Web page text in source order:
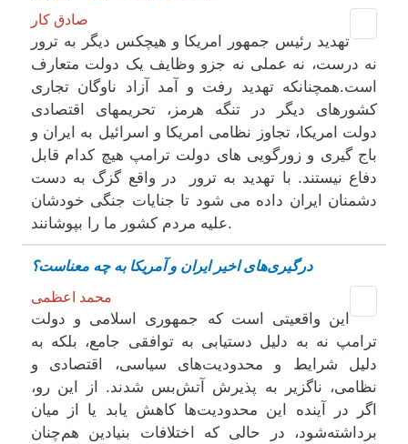
صادق کار
تهدید رئیس جمهور امریکا و هیچکس دیگر بە ترور
نە درست، نە عملی نە جزو وظایف یک دولت متعارف
است.همچنانکە تهدید رفت و آمد آزاد ناوگان تجاری
کشورهای دیگر در تنگە هرمز، تحریمهای اقتصادی
دولت امریکا، تجاوز نظامی امریکا و اسرائیل بە ایران و
باج گیری و زورگویی های دولت ترامپ هیچ کدام قابل
دفاع نیستند. با تهدید بە ترور در واقع گزگ بە دست
دشمنان ایران دادە می شود تا جنایات جنگی خودشان
علیە مردم کشور ما را بپوشانند.
درگیری‌های اخیر ایران و آمریکا به چه معناست؟
محمد اعظمی
این واقعیتی است که جمهوری اسلامی و دولت
ترامپ نه به دلیل دستیابی به توافقی جامع، بلکه به
دلیل شرایط و محدودیت‌‌های سیاسی، اقتصادی و
نظامی، ناگزیر به پذیرش آتش‌‌بس شدند. از این رو،
اگر در آینده این محدودیت‌‌ها کاهش یابد یا از میان
برداشته‌شود، در حالی که اختلافات بنیادین هم‌چنان